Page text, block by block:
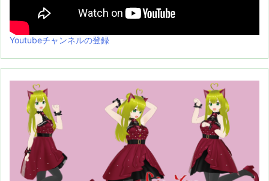
Youtubeチャンネルの登録